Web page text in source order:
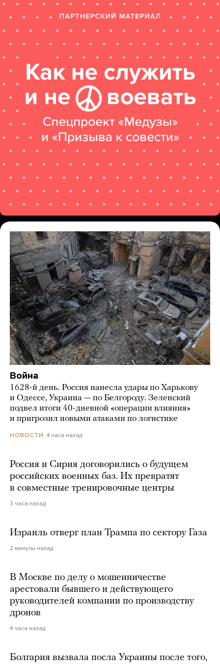
Война
1628-й день. Россия нанесла удары по Харькову
и Одессе, Украина — по Белгороду. Зеленский
подвел итоги 40-дневной «операции влияния»
и пригрозил новыми атаками по логистике
НОВОСТИ 4 часа назад
Россия и Сирия договорились о будущем
российских военных баз. Их превратят
в совместные тренировочные центры
3 часа назад
Израиль отверг план Трампа по сектору Газа
2 минуты назад
В Москве по делу о мошенничестве
арестовали бывшего и действующего
руководителей компании по производству
дронов
4 часа назад
Болгария вызвала посла Украины после того,